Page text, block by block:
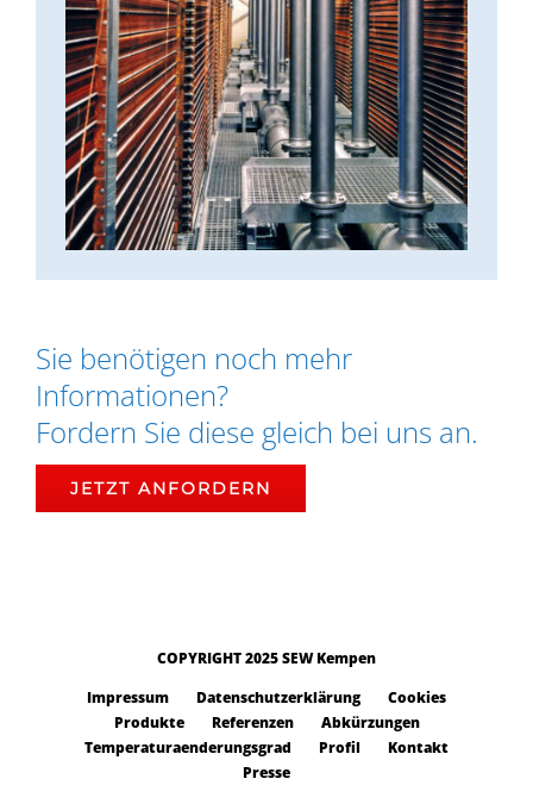
Sie benötigen noch mehr
Informationen?
Fordern Sie diese gleich bei uns an.
JETZT ANFORDERN
COPYRIGHT 2025 SEW Kempen
Impressum
Datenschutzerklärung
Cookies
Produkte
Referenzen
Abkürzungen
Temperaturaenderungsgrad
Profil
Kontakt
Presse